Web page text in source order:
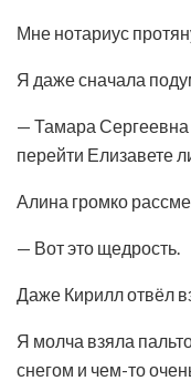
Мне нотариус
Я даже сначала
— Тамара Сергеевна
перейти Елизавете
Алина громко
— Вот это щедрость.
Даже Кирилл отвёл
Я молча взяла
снегом и чем-то